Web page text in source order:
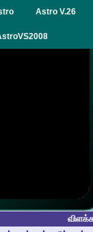
Astro V.26